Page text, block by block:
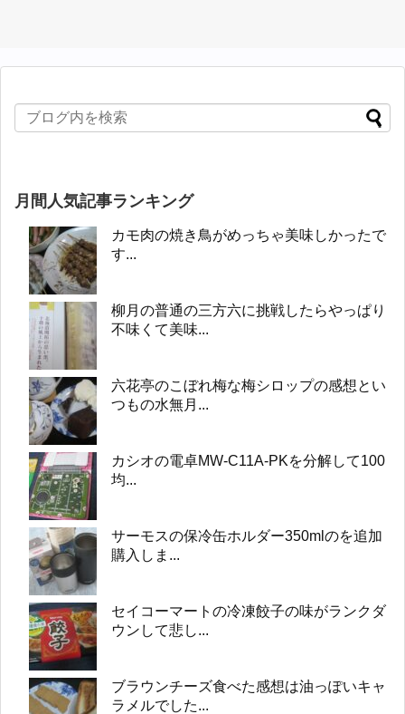
月間人気記事ランキング
カモ肉の焼き鳥がめっちゃ美味しかったで
す...
柳月の普通の三方六に挑戦したらやっぱり
不味くて美味...
六花亭のこぼれ梅な梅シロップの感想とい
つもの水無月...
カシオの電卓MW-C11A-PKを分解して100
均...
サーモスの保冷缶ホルダー350mlのを追加
購入しま...
セイコーマートの冷凍餃子の味がランクダ
ウンして悲し...
ブラウンチーズ食べた感想は油っぽいキャ
ラメルでした...